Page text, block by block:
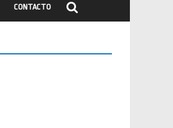
CONTACTO